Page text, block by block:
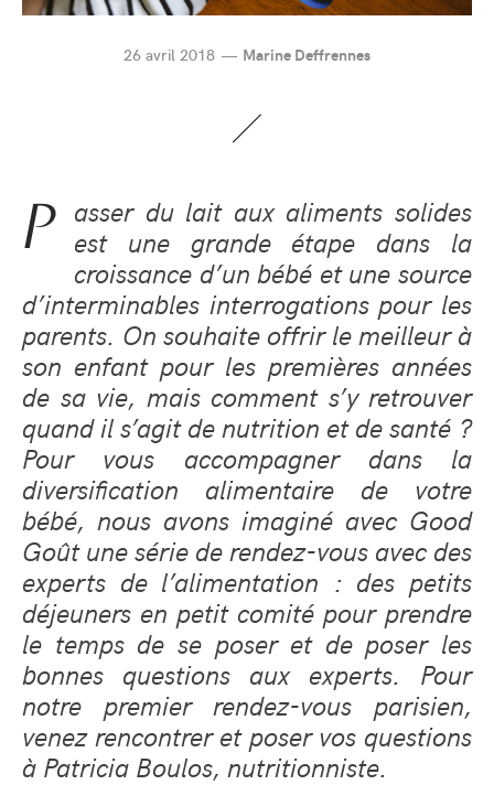
26 avril 2018 Marine Deffrennes
P asser du lait aux aliments solides
est une grande étape dans la
croissance d’un bébé et une source
d’interminables interrogations pour les
parents. On souhaite offrir le meilleur à
son enfant pour les premières années
de sa vie, mais comment s’y retrouver
quand il s’agit de nutrition et de santé ?
Pour vous accompagner dans la
diversification alimentaire de votre
bébé, nous avons imaginé avec Good
Goût une série de rendez-vous avec des
experts de l’alimentation : des petits
déjeuners en petit comité pour prendre
le temps de se poser et de poser les
bonnes questions aux experts. Pour
notre premier rendez-vous parisien,
venez rencontrer et poser vos questions
à Patricia Boulos, nutritionniste.